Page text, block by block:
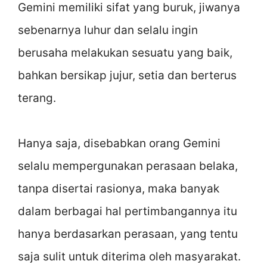
Gemini memiliki sifat yang buruk, jiwanya
sebenarnya luhur dan selalu ingin
berusaha melakukan sesuatu yang baik,
bahkan bersikap jujur, setia dan berterus
terang.
Hanya saja, disebabkan orang Gemini
selalu mempergunakan perasaan belaka,
tanpa disertai rasionya, maka banyak
dalam berbagai hal pertimbangannya itu
hanya berdasarkan perasaan, yang tentu
saja sulit untuk diterima oleh masyarakat.